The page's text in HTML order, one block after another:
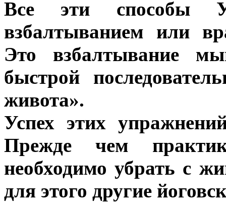
Все эти способы
взбалтыванием или
Это взбалтывание
быстрой
живота».
Успех этих
Прежде чем
необходимо убрать с
для этого другие